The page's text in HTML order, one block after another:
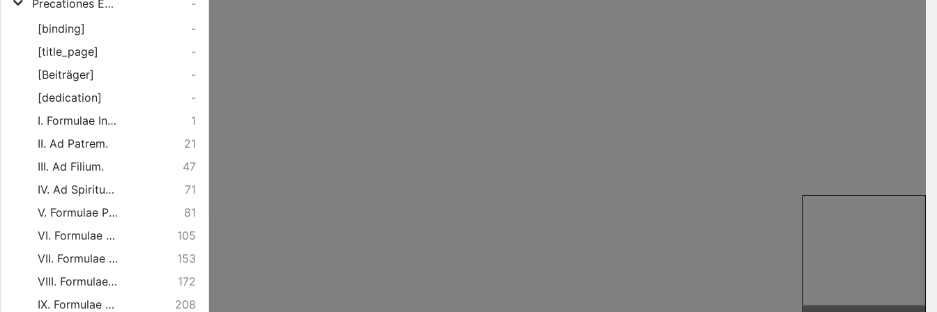
Precationes Ex Veteribus Orthodoxis Doctoribus
-
[binding]
-
[title_page]
-
[Beiträger]
-
[dedication]
-
I. Formulae In Vocandi Sanctam Trinitatem.
1
II. Ad Patrem.
21
III. Ad Filium.
47
IV. Ad Spiritum Sanctum.
71
V. Formulae Precandi Ex Meditatione Nativitatis Christi.
81
VI. Formulae Precandi Ex Meditatione passionis Christi, filii Dei viventis.
105
VII. Formulae Precandi Ex Meditatione resurrectionis & ascensionis in coelum Filii Dei viventis.
153
VIII. Formulae Precandi Poenitentiam agentium.
172
IX. Formulae Precandi Accendentium ad sacram Synaxin.
208